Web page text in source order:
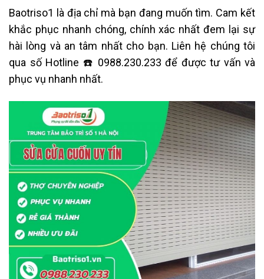
Baotriso1 là địa chỉ mà bạn đang muốn tìm. Cam kết
khắc phục nhanh chóng, chính xác nhất đem lại sự
hài lòng và an tâm nhất cho bạn. Liên hệ chúng tôi
qua số Hotline ☎️ 0988.230.233 để được tư vấn và
phục vụ nhanh nhất.